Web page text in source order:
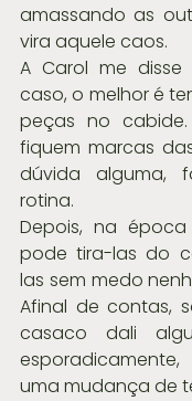
amassando as
vira aquele caos.
A Carol me disse
caso, o melhor é
peças no
fiquem marcas
dúvida alguma,
rotina.
Depois, na
pode tira-las do
las sem medo
Afinal de contas,
casaco dali
uma mudança de